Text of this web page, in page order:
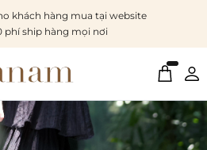
khách hàng mua tại website
phí ship hàng mọi nơi